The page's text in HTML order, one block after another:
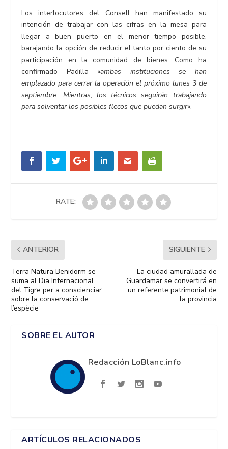
Los interlocutores del Consell han manifestado su
intención de trabajar con las cifras en la mesa para
llegar a buen puerto en el menor tiempo posible,
barajando la opción de reducir el tanto por ciento de su
participación en la comunidad de bienes. Como ha
confirmado Padilla «ambas instituciones se han
emplazado para cerrar la operación el próximo lunes 3 de
septiembre. Mientras, los técnicos seguirán trabajando
para solventar los posibles flecos que puedan surgir«.
RATE:
ANTERIOR
Terra Natura Benidorm se
suma al Dia Internacional
del Tigre per a conscienciar
sobre la conservació de
l’espècie
SIGUIENTE
La ciudad amurallada de
Guardamar se convertirá en
un referente patrimonial de
la provincia
SOBRE EL AUTOR
Redacción LoBlanc.info
ARTÍCULOS RELACIONADOS